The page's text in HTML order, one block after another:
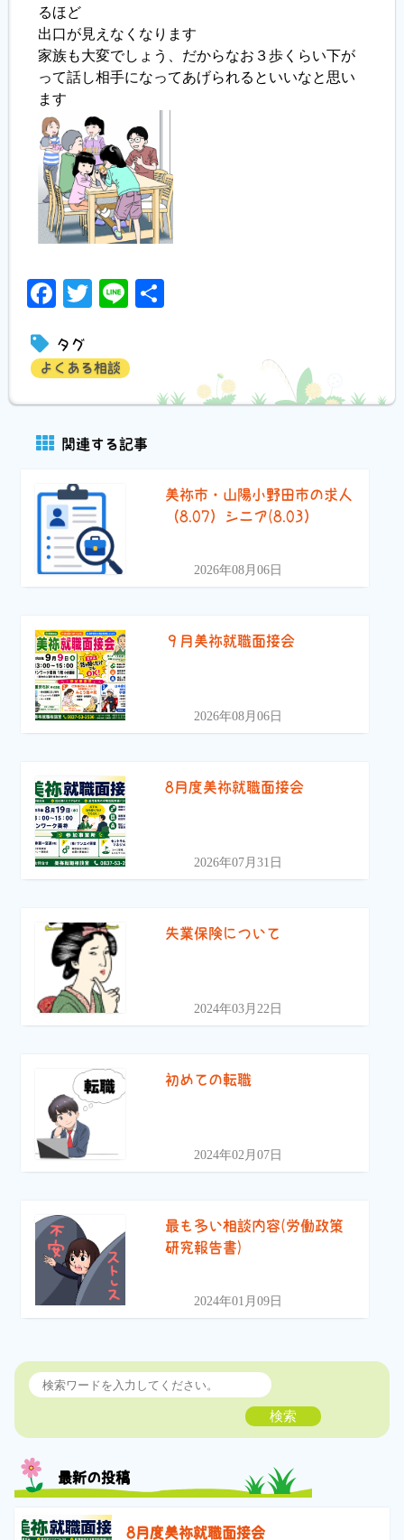
るほど
出口が見えなくなります
家族も大変でしょう、だからなお３歩くらい下が
って話し相手になってあげられるといいなと思い
ます
Facebook
Twitter
Line
タグ
よくある相談
関連する記事
美祢市・山陽小野田市の求人
（8.07）シニア(8.03）
2026年08月06日
９月美祢就職面接会
2026年08月06日
8月度美祢就職面接会
2026年07月31日
失業保険について
2024年03月22日
初めての転職
2024年02月07日
最も多い相談内容(労働政策
研究報告書)
2024年01月09日
検索
最新の投稿
8月度美祢就職面接会